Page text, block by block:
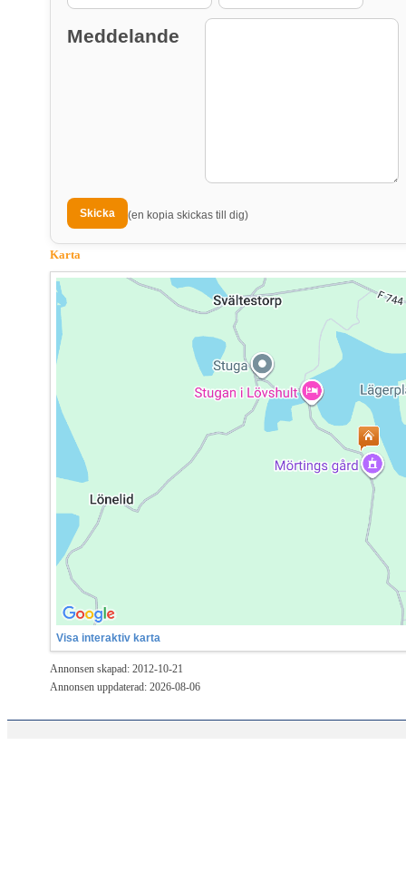
Meddelande
(en kopia skickas till dig)
Karta
Visa interaktiv karta
Annonsen skapad: 2012-10-21
Annonsen uppdaterad: 2026-08-06